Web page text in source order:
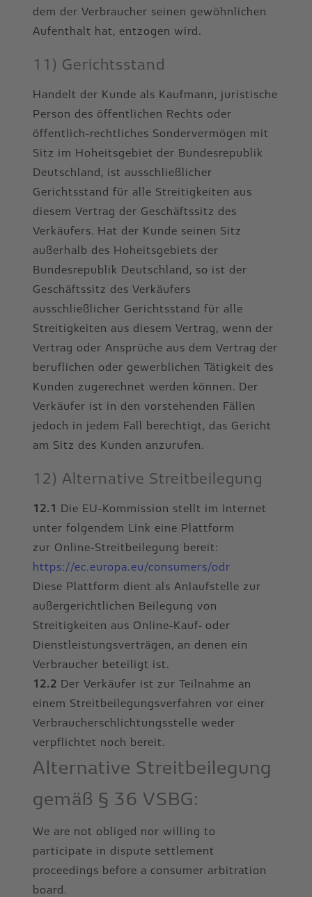
dem der Verbraucher seinen gewöhnlichen
Aufenthalt hat, entzogen wird.
11) Gerichtsstand
Handelt der Kunde als Kaufmann, juristische
Person des öffentlichen Rechts oder
öffentlich-rechtliches Sondervermögen mit
Sitz im Hoheitsgebiet der Bundesrepublik
Deutschland, ist ausschließlicher
Gerichtsstand für alle Streitigkeiten aus
diesem Vertrag der Geschäftssitz des
Verkäufers. Hat der Kunde seinen Sitz
außerhalb des Hoheitsgebiets der
Bundesrepublik Deutschland, so ist der
Geschäftssitz des Verkäufers
ausschließlicher Gerichtsstand für alle
Streitigkeiten aus diesem Vertrag, wenn der
Vertrag oder Ansprüche aus dem Vertrag der
beruflichen oder gewerblichen Tätigkeit des
Kunden zugerechnet werden können. Der
Verkäufer ist in den vorstehenden Fällen
jedoch in jedem Fall berechtigt, das Gericht
am Sitz des Kunden anzurufen.
12) Alternative Streitbeilegung
12.1 Die EU-Kommission stellt im Internet
unter folgendem Link eine Plattform
zur Online-Streitbeilegung bereit:
https://ec.europa.eu/consumers/odr
Diese Plattform dient als Anlaufstelle zur
außergerichtlichen Beilegung von
Streitigkeiten aus Online-Kauf- oder
Dienstleistungsverträgen, an denen ein
Verbraucher beteiligt ist.
12.2 Der Verkäufer ist zur Teilnahme an
einem Streitbeilegungsverfahren vor einer
Verbraucherschlichtungsstelle weder
verpflichtet noch bereit.
Alternative Streitbeilegung
gemäß § 36 VSBG:
We are not obliged nor willing to
participate in dispute settlement
proceedings before a consumer arbitration
board.